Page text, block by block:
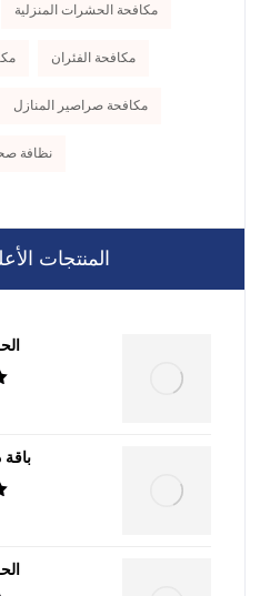
مكافحة الحشرات المنزلية
مكافحة الفئران
مكافحة صراصير المنازل
نظافة
المنتجات